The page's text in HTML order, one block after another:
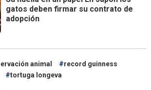
gatos deben firmar su contrato de
adopción
animal
record guinness
tortuga longeva